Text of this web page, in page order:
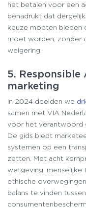
het betalen voor een
benadrukt dat
keuze moeten bieden
moet worden, zonder
weigering.
5. Responsible
marketing
In 2024 deelden we
samen met VIA
voor het verantwoord
De gids biedt
systemen op een
zetten. Met acht
wetgeving, menselijke
ethische
balans te vinden